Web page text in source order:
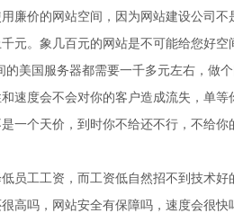
廉价的网站空间，因为网站建设公司
元。象几百元的网站是不可能给您好
的美国服务器都需要一千多元左右，做
速度会不会对你的客户造成流失，单
一个天价，到时你不给还不行，不给你
员工工资，而工资低自然招不到技术
高吗，网站安全有保障吗，速度会很快